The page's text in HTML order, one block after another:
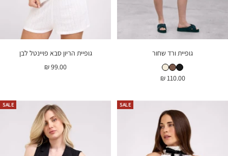
גופיית ורד שחור
גופיית ורד שחור
גופיית ורד חוםגופיית הריון ורד שמנת
מחיר
110.00 ₪
גופיית הריון סבא פויינטל לבן
מחיר
99.00 ₪
SALE
SALE